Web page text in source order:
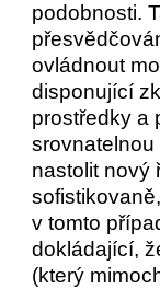
podobnosti.
ovládnout
disponující
prostředky a
nastolit nový
v tomto
dokládající,
(který